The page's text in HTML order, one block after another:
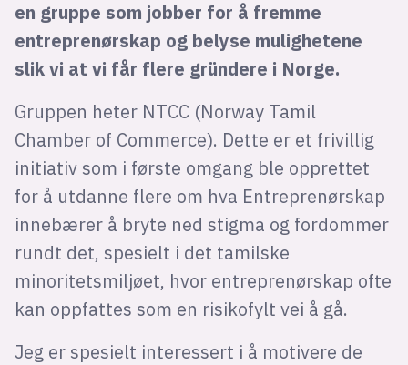
en gruppe som jobber for å fremme
entreprenørskap og belyse mulighetene
slik vi at vi får flere gründere i Norge.
Gruppen heter NTCC (Norway Tamil
Chamber of Commerce). Dette er et frivillig
initiativ som i første omgang ble opprettet
for å utdanne flere om hva Entreprenørskap
innebærer å bryte ned stigma og fordommer
rundt det, spesielt i det tamilske
minoritetsmiljøet, hvor entreprenørskap ofte
kan oppfattes som en risikofylt vei å gå.
Jeg er spesielt interessert i å motivere de